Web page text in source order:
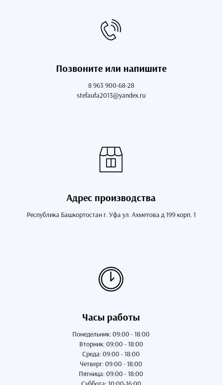
Позвоните или напишите
8 963 900-68-28
stefaufa2013@yandex.ru
Адрес производства
Республика Башкортостан г. Уфа ул. Ахметова д 199 корп. 1
Часы работы
Понедельник: 09:00 - 18:00
Вторник: 09:00 - 18:00
Среда: 09:00 - 18:00
Четверг: 09:00 - 18:00
Пятница: 09:00 - 18:00